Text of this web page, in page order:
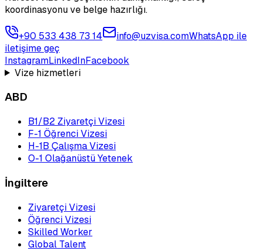
koordinasyonu ve belge hazırlığı.
+90 533 438 73 14 info@uzvisa.comWhatsApp ile
iletişime geç
InstagramLinkedInFacebook
Vize hizmetleri
ABD
B1/B2 Ziyaretçi Vizesi
F-1 Öğrenci Vizesi
H-1B Çalışma Vizesi
O-1 Olağanüstü Yetenek
İngiltere
Ziyaretçi Vizesi
Öğrenci Vizesi
Skilled Worker
Global Talent